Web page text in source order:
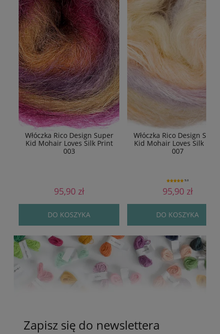
Włóczka Rico Design Super
Kid Mohair Loves Silk Print
003
95,90 zł
DO KOSZYKA
Włóczka Rico Design
Kid Mohair Loves Silk
007
5.0
95,90 zł
DO KOSZYKA
Zapisz się do newslettera